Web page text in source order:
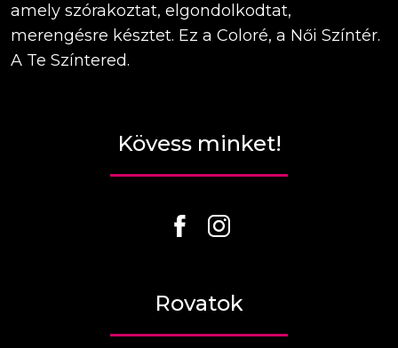
amely szórakoztat, elgondolkodtat,
merengésre késztet. Ez a Coloré, a Női Színtér.
A Te Színtered.
Kövess minket!
Rovatok